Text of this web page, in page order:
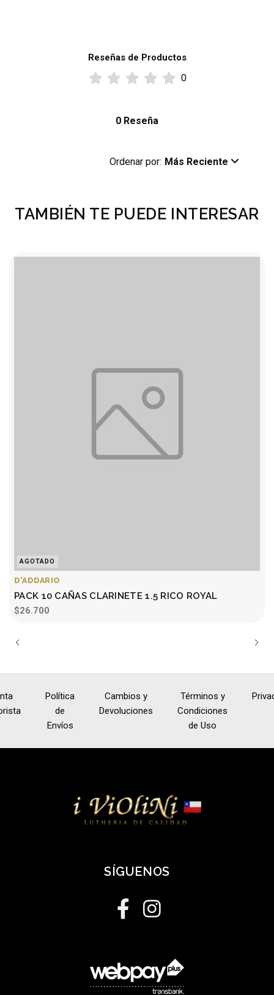
Reseñas de Productos
0
0 Reseña
Ordenar por: Más Reciente
TAMBIÉN TE PUEDE INTERESAR
AGOTADO
D'ADDARIO
PACK 10 CAÑAS CLARINETE 1.5 RICO ROYAL
$26.700
Política
de
Envíos
Cambios y
Devoluciones
Términos y
Condiciones
de Uso
SÍGUENOS